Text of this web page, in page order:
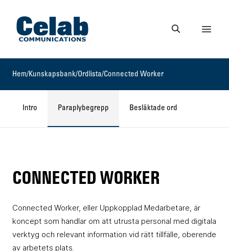
Gå till startsidan
Gå till söksidan
Visa
Hem/Kunskapsbank/Ordlista/Connected Worker
Intro Paraplybegrepp Besläktade ord
CONNECTED WORKER
Connected Worker, eller Uppkopplad Medarbetare, är
koncept som handlar om att utrusta personal med digitala
verktyg och relevant information vid rätt tillfälle, oberende
av arbetets plats.